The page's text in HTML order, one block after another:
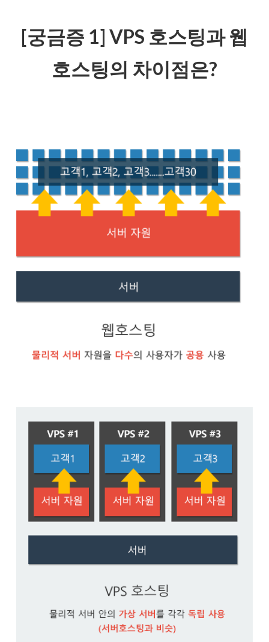
[궁금증 1] VPS 호스팅과 웹
호스팅의 차이점은?